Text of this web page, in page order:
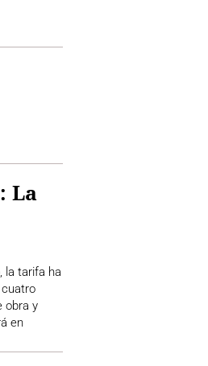
La
la tarifa ha
obra y
en